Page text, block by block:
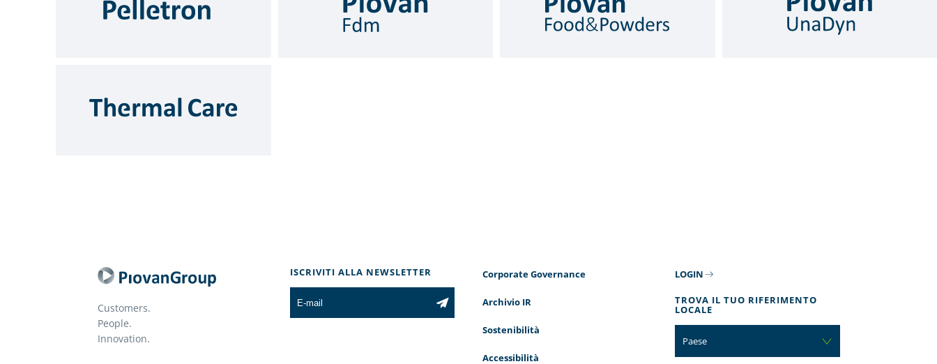
Customers.
People.
Innovation.
ISCRIVITI ALLA NEWSLETTER Corporate Governance
Archivio IR
Sostenibilità
Accessibilità
LOGIN
TROVA IL TUO RIFERIMENTO
LOCALE
Paese